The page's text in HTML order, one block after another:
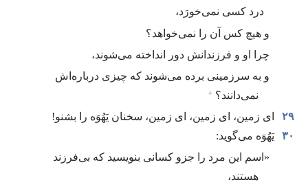
درد کسی نمی‌خورَد،‏
و هیچ کس آن را نمی‌خواهد؟‏
چرا او و فرزندانش دور انداخته می‌شوند،‏
و به سرزمینی برده می‌شوند که چیزی درباره‌اش
نمی‌دانند؟‏ +
۲۹
ای زمین،‏ ای زمین،‏ ای زمین،‏ سخنان یَهُوَه را بشنو!‏
۳۰ یَهُوَه می‌گوید:‏
‏«اسم این مرد را جزو کسانی بنویسید که بی‌فرزند
هستند،‏